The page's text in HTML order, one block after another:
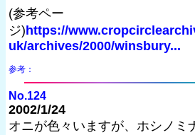
(参考ペー
ジ) https://
uk/archives/2000/winsbury...
参考：
No.124
2002/1/24
オニが色々いますが、ホシノミ